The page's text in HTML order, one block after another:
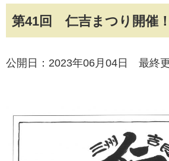
第41回 仁吉まつり開催！
公開日：2023年06月04日 最終